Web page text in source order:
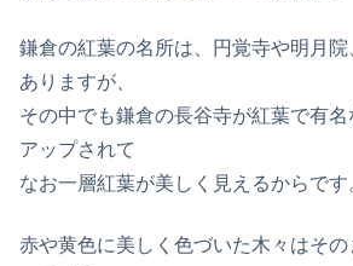
鎌倉の紅葉の名所は、円覚寺や明月
ありますが、
その中でも鎌倉の長谷寺が紅葉で有名
アップされて
なお一層紅葉が美しく見えるからです
赤や黄色に美しく色づいた木々はそ